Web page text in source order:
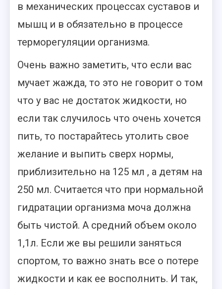
в механических процессах суставов и
мышц и в обязательно в процессе
терморегуляции организма.
Очень важно заметить, что если вас
мучает жажда, то это не говорит о том
что у вас не достаток жидкости, но
если так случилось что очень хочется
пить, то постарайтесь утолить свое
желание и выпить сверх нормы,
приблизительно на 125 мл , а детям на
250 мл. Считается что при нормальной
гидратации организма моча должна
быть чистой. А средний объем около
1,1л. Если же вы решили заняться
спортом, то важно знать все о потере
жидкости и как ее восполнить. И так,